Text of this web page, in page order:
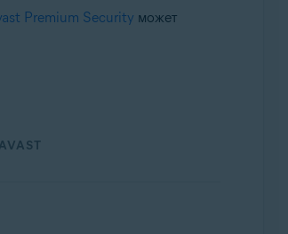
Premium Security может